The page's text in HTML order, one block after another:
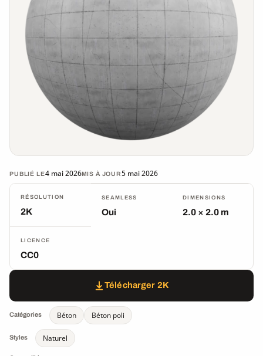
PUBLIÉ LE4 mai 2026MIS À JOUR5 mai 2026
RÉSOLUTION
2K
SEAMLESS
Oui
DIMENSIONS
2.0 × 2.0 m
LICENCE
CC0
Télécharger 2K
Catégories Béton Béton poli
Styles Naturel